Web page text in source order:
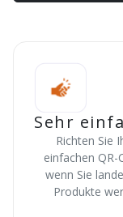
Sehr
Richten Sie
einfachen QR-
wenn Sie
Produkte